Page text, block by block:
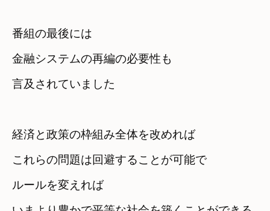
番組の最後には
金融システムの再編の必要性も
言及されていました
経済と政策の枠組み全体を改めれば
これらの問題は回避することが可能で
ルールを変えれば